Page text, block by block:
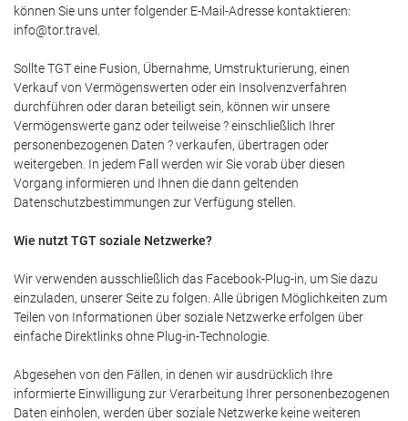
können Sie uns unter folgender E-Mail-Adresse kontaktieren:
info@tor.travel.
Sollte TGT eine Fusion, Übernahme, Umstrukturierung, einen
Verkauf von Vermögenswerten oder ein Insolvenzverfahren
durchführen oder daran beteiligt sein, können wir unsere
Vermögenswerte ganz oder teilweise ? einschließlich Ihrer
personenbezogenen Daten ? verkaufen, übertragen oder
weitergeben. In jedem Fall werden wir Sie vorab über diesen
Vorgang informieren und Ihnen die dann geltenden
Datenschutzbestimmungen zur Verfügung stellen.
Wie nutzt TGT soziale Netzwerke?
Wir verwenden ausschließlich das Facebook-Plug-in, um Sie dazu
einzuladen, unserer Seite zu folgen. Alle übrigen Möglichkeiten zum
Teilen von Informationen über soziale Netzwerke erfolgen über
einfache Direktlinks ohne Plug-in-Technologie.
Abgesehen von den Fällen, in denen wir ausdrücklich Ihre
informierte Einwilligung zur Verarbeitung Ihrer personenbezogenen
Daten einholen, werden über soziale Netzwerke keine weiteren